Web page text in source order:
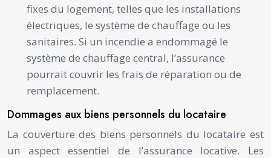
fixes du logement, telles que les installations
électriques, le système de chauffage ou les
sanitaires. Si un incendie a endommagé le
système de chauffage central, l’assurance
pourrait couvrir les frais de réparation ou de
remplacement.
Dommages aux biens personnels du locataire
La couverture des biens personnels du locataire est
un aspect essentiel de l’assurance locative. Les